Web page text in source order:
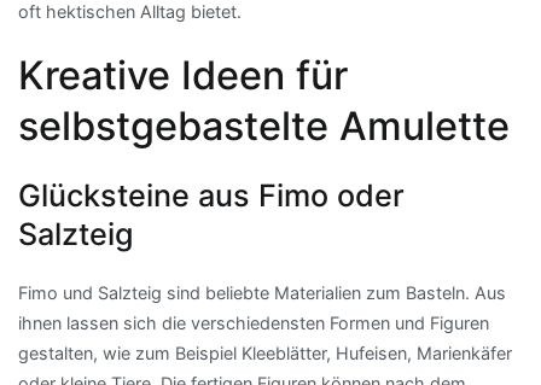
oft hektischen Alltag bietet.
Kreative Ideen für
selbstgebastelte Amulette
Glücksteine aus Fimo oder
Salzteig
Fimo und Salzteig sind beliebte Materialien zum Basteln. Aus
ihnen lassen sich die verschiedensten Formen und Figuren
gestalten, wie zum Beispiel Kleeblätter, Hufeisen, Marienkäfer